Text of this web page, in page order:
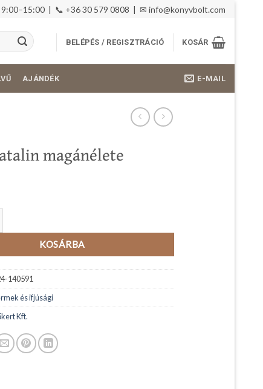
| 📞 +36 30 579 0808 | ✉ info@konyvbolt.com
BELÉPÉS / REGISZTRÁCIÓ KOSÁR
AJÁNDÉK E-MAIL
magánélete
KOSÁRBA
140591
és ifjúsági
Kft.